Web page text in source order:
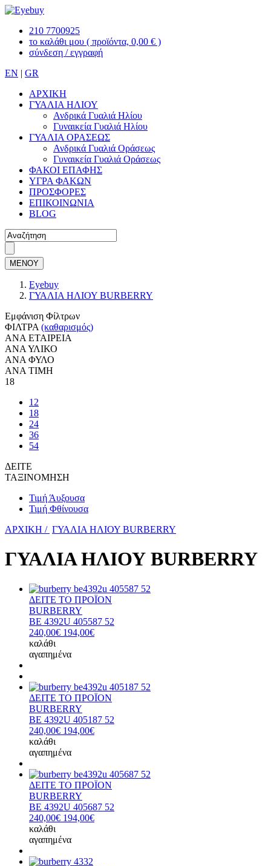
210 7700925
το καλάθι μου ( προϊόντα, 0,00 € )
σύνδεση / εγγραφή
EN | GR
ΑΡΧΙΚΗ
ΓΥΑΛΙΑ ΗΛΙΟΥ
Ανδρικά Γυαλιά Ηλίου
Γυναικεία Γυαλιά Ηλίου
ΓΥΑΛΙΑ ΟΡΑΣΕΩΣ
Ανδρικά Γυαλιά Οράσεως
Γυναικεία Γυαλιά Οράσεως
ΦΑΚΟΙ ΕΠΑΦΗΣ
ΥΓΡΑ ΦΑΚΩΝ
ΠΡΟΣΦΟΡΕΣ
ΕΠΙΚΟΙΝΩΝΙΑ
BLOG
ΜΕΝΟΥ
Eyebuy
ΓΥΑΛΙΑ ΗΛΙΟΥ BURBERRY
Εμφάνιση Φίλτρων
ΦΙΛΤΡΑ (καθαρισμός)
ΑΝΑ ΕΤΑΙΡΕΙΑ
ΑΝΑ ΥΛΙΚΟ
ΑΝΑ ΦΥΛΟ
ΑΝΑ ΤΙΜΗ
18
12
18
24
36
54
ΔΕΙΤΕ
ΤΑΞΙΝΟΜΗΣΗ
Τιμή Άυξουσα
Τιμή Φθίνουσα
ΑΡΧΙΚΗ / ΓΥΑΛΙΑ ΗΛΙΟΥ BURBERRY
ΓΥΑΛΙΑ ΗΛΙΟΥ BURBERRY
ΔΕΙΤΕ ΤΟ ΠΡΟΪΟΝ
BURBERRY
BE 4392U 405587 52
240,00€ 194,00€
καλάθι
αγαπημένα
ΔΕΙΤΕ ΤΟ ΠΡΟΪΟΝ
BURBERRY
BE 4392U 405187 52
240,00€ 194,00€
καλάθι
αγαπημένα
ΔΕΙΤΕ ΤΟ ΠΡΟΪΟΝ
BURBERRY
BE 4392U 405687 52
240,00€ 194,00€
καλάθι
αγαπημένα